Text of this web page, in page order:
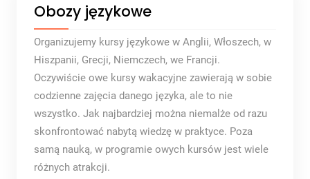
Obozy językowe
Organizujemy kursy językowe w Anglii, Włoszech, w
Hiszpanii, Grecji, Niemczech, we Francji.
Oczywiście owe kursy wakacyjne zawierają w sobie
codzienne zajęcia danego języka, ale to nie
wszystko. Jak najbardziej można niemalże od razu
skonfrontować nabytą wiedzę w praktyce. Poza
samą nauką, w programie owych kursów jest wiele
różnych atrakcji.